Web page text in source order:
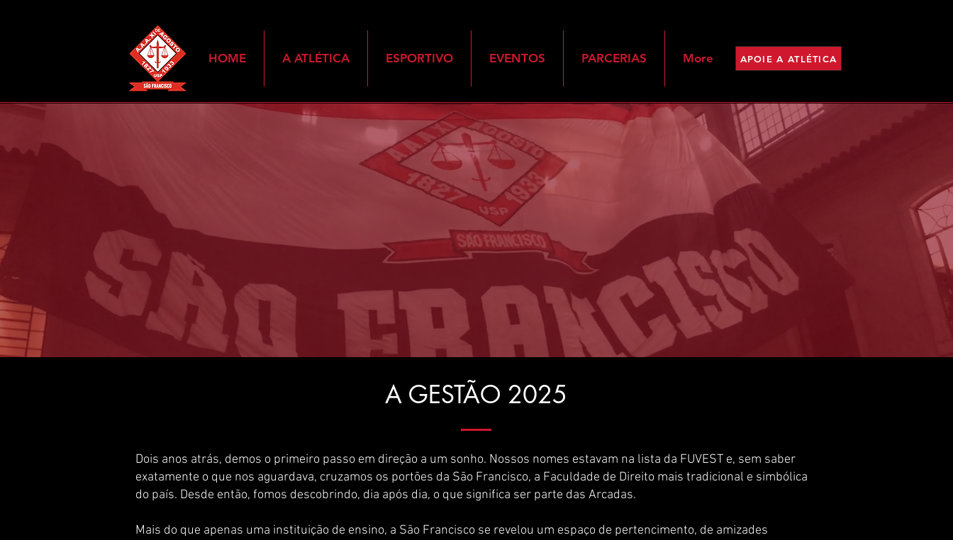
HOME A ATLÉTICA ESPORTIVO EVENTOS PARCERIAS More APOIE A ATLÉTICA
A GESTÃO 2025
Dois anos atrás, demos o primeiro passo em direção a um sonho. Nossos nomes estavam na lista da FUVEST e, sem saber
exatamente o que nos aguardava, cruzamos os portões da São Francisco, a Faculdade de Direito mais tradicional e simbólica
do país. Desde então, fomos descobrindo, dia após dia, o que significa ser parte das Arcadas.
Mais do que apenas uma instituição de ensino, a São Francisco se revelou um espaço de pertencimento, de amizades